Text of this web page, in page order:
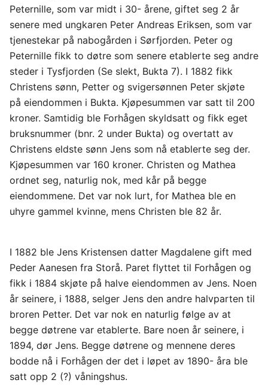
Peternille, som var midt i 30- årene, giftet seg 2 år
senere med ungkaren Peter Andreas Eriksen, som var
tjenestekar på nabogården i Sørfjorden. Peter og
Peternille fikk to døtre som senere etablerte seg andre
steder i Tysfjorden (Se slekt, Bukta 7). I 1882 fikk
Christens sønn, Petter og svigersønnen Peter skjøte
på eiendommen i Bukta. Kjøpesummen var satt til 200
kroner. Samtidig ble Forhågen skyldsatt og fikk eget
bruksnummer (bnr. 2 under Bukta) og overtatt av
Christens eldste sønn Jens som nå etablerte seg der.
Kjøpesummen var 160 kroner. Christen og Mathea
ordnet seg, naturlig nok, med kår på begge
eiendommene. Det var nok lurt, for Mathea ble en
uhyre gammel kvinne, mens Christen ble 82 år.
I 1882 ble Jens Kristensen datter Magdalene gift med
Peder Aanesen fra Storå. Paret flyttet til Forhågen og
fikk i 1884 skjøte på halve eiendommen av Jens. Noen
år seinere, i 1888, selger Jens den andre halvparten til
broren Petter. Det var nok en naturlig følge av at
begge døtrene var etablerte. Bare noen år seinere, i
1894, dør Jens. Begge døtrene og mennene deres
bodde nå i Forhågen der det i løpet av 1890- åra ble
satt opp 2 (?) våningshus.